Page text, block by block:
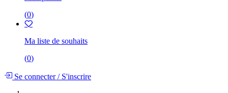
(0)
Ma liste de souhaits
(0)
Se connecter/S'inscrire